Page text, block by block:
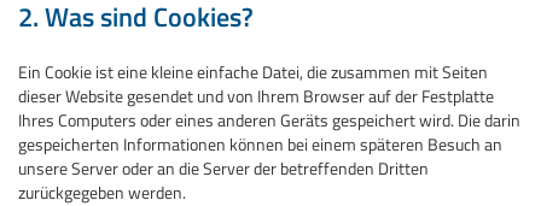
2. Was sind Cookies?
Ein Cookie ist eine kleine einfache Datei, die zusammen mit Seiten
dieser Website gesendet und von Ihrem Browser auf der Festplatte
Ihres Computers oder eines anderen Geräts gespeichert wird. Die darin
gespeicherten Informationen können bei einem späteren Besuch an
unsere Server oder an die Server der betreffenden Dritten
zurückgegeben werden.